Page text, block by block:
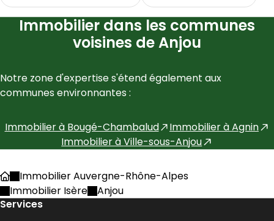
Immobilier dans les communes
voisines de Anjou
Notre zone d'expertise s'étend également aux
communes environnantes :
Immobilier à Bougé-Chambalud Immobilier àAgnin
Immobilier àVille-sous-Anjou
AccueilImmobilier Auvergne-Rhône-Alpes
Immobilier Isère
Anjou
Services